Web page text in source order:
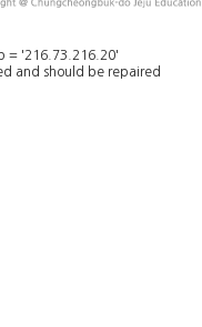
= '216.73.216.20'
and should be repaired